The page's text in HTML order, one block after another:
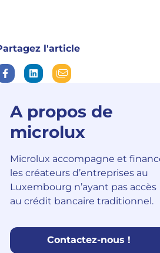
l'article
A propos de
microlux
Microlux accompagne et
les créateurs d’entreprises au
Luxembourg n’ayant pas accès
au crédit bancaire traditionnel.
Contactez-nous !